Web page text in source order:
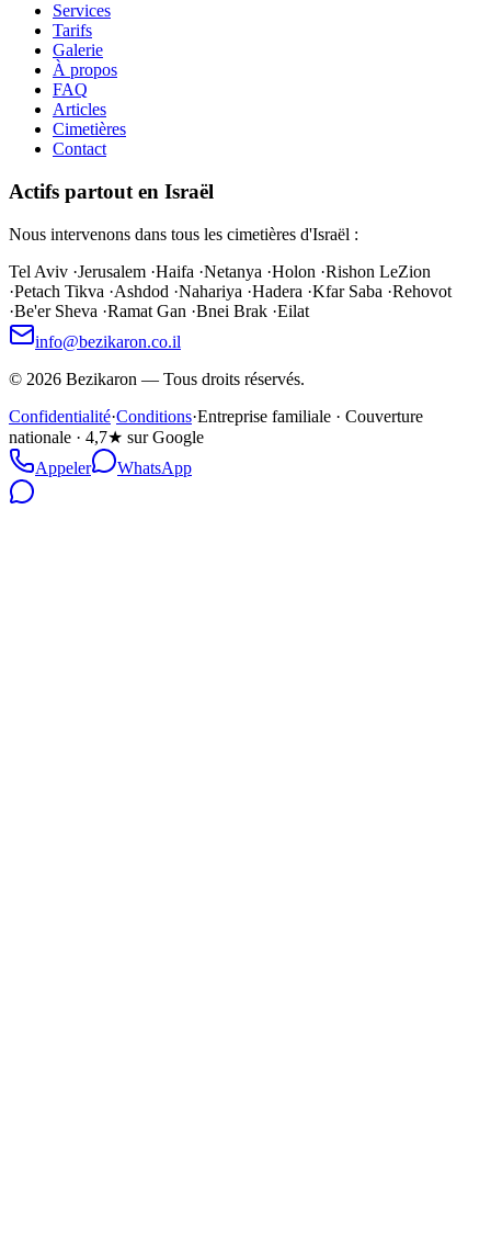
Services
Tarifs
Galerie
À propos
FAQ
Articles
Cimetières
Contact
Actifs partout en Israël
Nous intervenons dans tous les cimetières d'Israël :
Tel Aviv ·Jerusalem ·Haifa ·Netanya ·Holon ·Rishon LeZion
·Petach Tikva ·Ashdod ·Nahariya ·Hadera ·Kfar Saba ·Rehovot
·Be'er Sheva ·Ramat Gan ·Bnei Brak ·Eilat
info@bezikaron.co.il
© 2026 Bezikaron — Tous droits réservés.
Confidentialité·Conditions·Entreprise familiale · Couverture
nationale · 4,7★ sur Google
Appeler
WhatsApp